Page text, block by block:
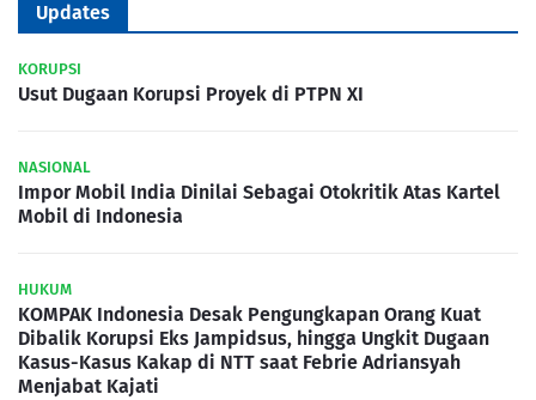
Updates
KORUPSI
Usut Dugaan Korupsi Proyek di PTPN XI
NASIONAL
Impor Mobil India Dinilai Sebagai Otokritik Atas Kartel
Mobil di Indonesia
HUKUM
KOMPAK Indonesia Desak Pengungkapan Orang Kuat
Dibalik Korupsi Eks Jampidsus, hingga Ungkit Dugaan
Kasus-Kasus Kakap di NTT saat Febrie Adriansyah
Menjabat Kajati